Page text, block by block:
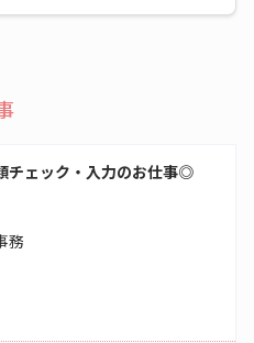
チェック・入力のお仕事◎
務